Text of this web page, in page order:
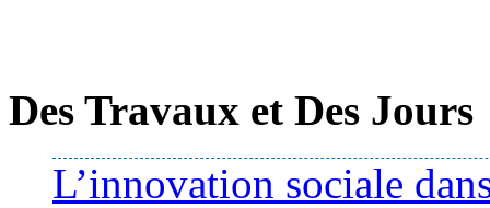
Des Travaux et Des Jours
L’innovation sociale